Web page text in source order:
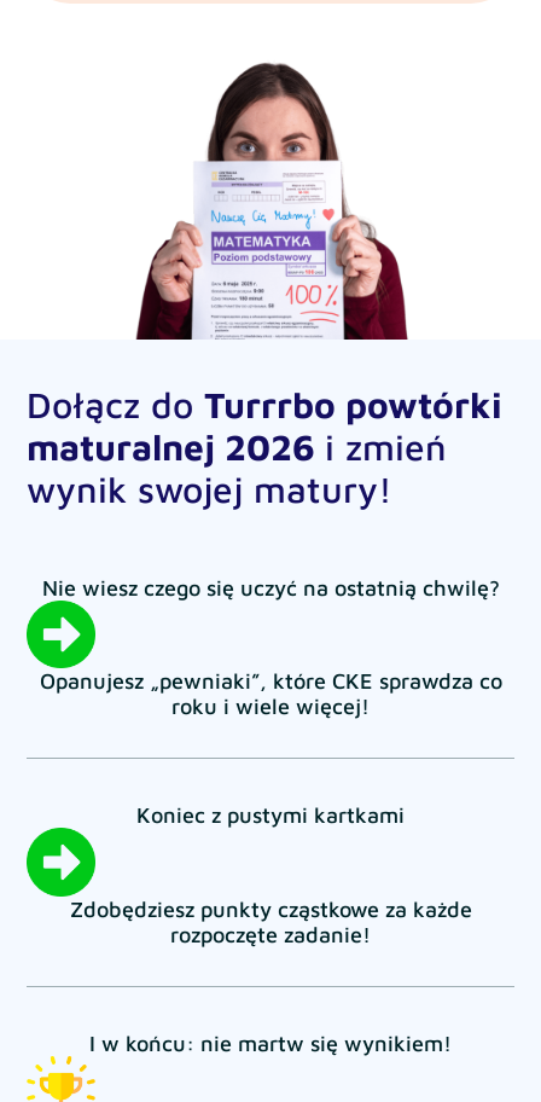
Dołącz doTurrrbo powtórki
maturalnej 2026 i zmień
wynik swojej matury!
Nie wiesz czego się uczyć na ostatnią chwilę?
Opanujesz „pewniaki”, które CKE sprawdza co
roku i wiele więcej!
Koniec z pustymi kartkami
Zdobędziesz punkty cząstkowe za każde
rozpoczęte zadanie!
I w końcu: nie martw się wynikiem!